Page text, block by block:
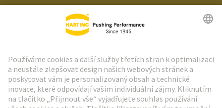
Zpravodaj HARTING
Přejít na registraci